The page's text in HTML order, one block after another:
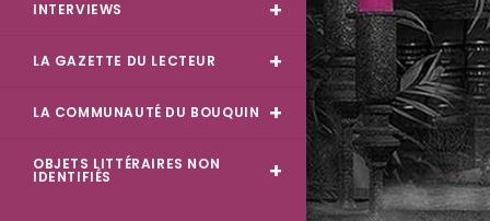
INTERVIEWS
LA GAZETTE DU LECTEUR
LA COMMUNAUTÉ DU BOUQUIN
OBJETS LITTÉRAIRES NON
IDENTIFIÉS